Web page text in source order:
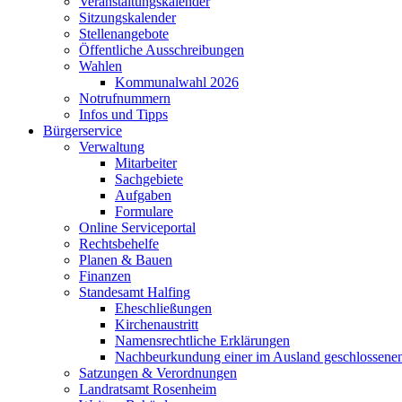
Sitzungskalender
Stellenangebote
Öffentliche Ausschreibungen
Wahlen
Kommunalwahl 2026
Notrufnummern
Infos und Tipps
Bürgerservice
Verwaltung
Mitarbeiter
Sachgebiete
Aufgaben
Formulare
Online Serviceportal
Rechtsbehelfe
Planen & Bauen
Finanzen
Standesamt Halfing
Eheschließungen
Kirchenaustritt
Namensrechtliche Erklärungen
Nachbeurkundung einer im Ausland
Satzungen & Verordnungen
Landratsamt Rosenheim